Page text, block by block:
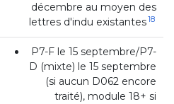
décembre au moyen des
lettres d'indu existantes18
P7-F le 15 septembre/P7-
D (mixte) le 15 septembre
(si aucun D062 encore
traité), module 18+ si